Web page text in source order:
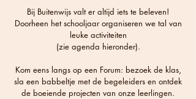
Bij Buitenwijs valt er altijd iets te beleven!
Doorheen het schooljaar organiseren we tal van
leuke activiteiten
(zie agenda hieronder).
Kom eens langs op een Forum: bezoek de klas,
sla een babbeltje met de begeleiders en ontdek
de boeiende projecten van onze leerlingen.